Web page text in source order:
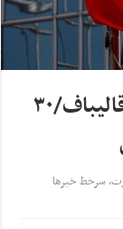
جزئیات نشست اتاق بازرگانی با قالیباف/۳۰
,سرخط خبرها